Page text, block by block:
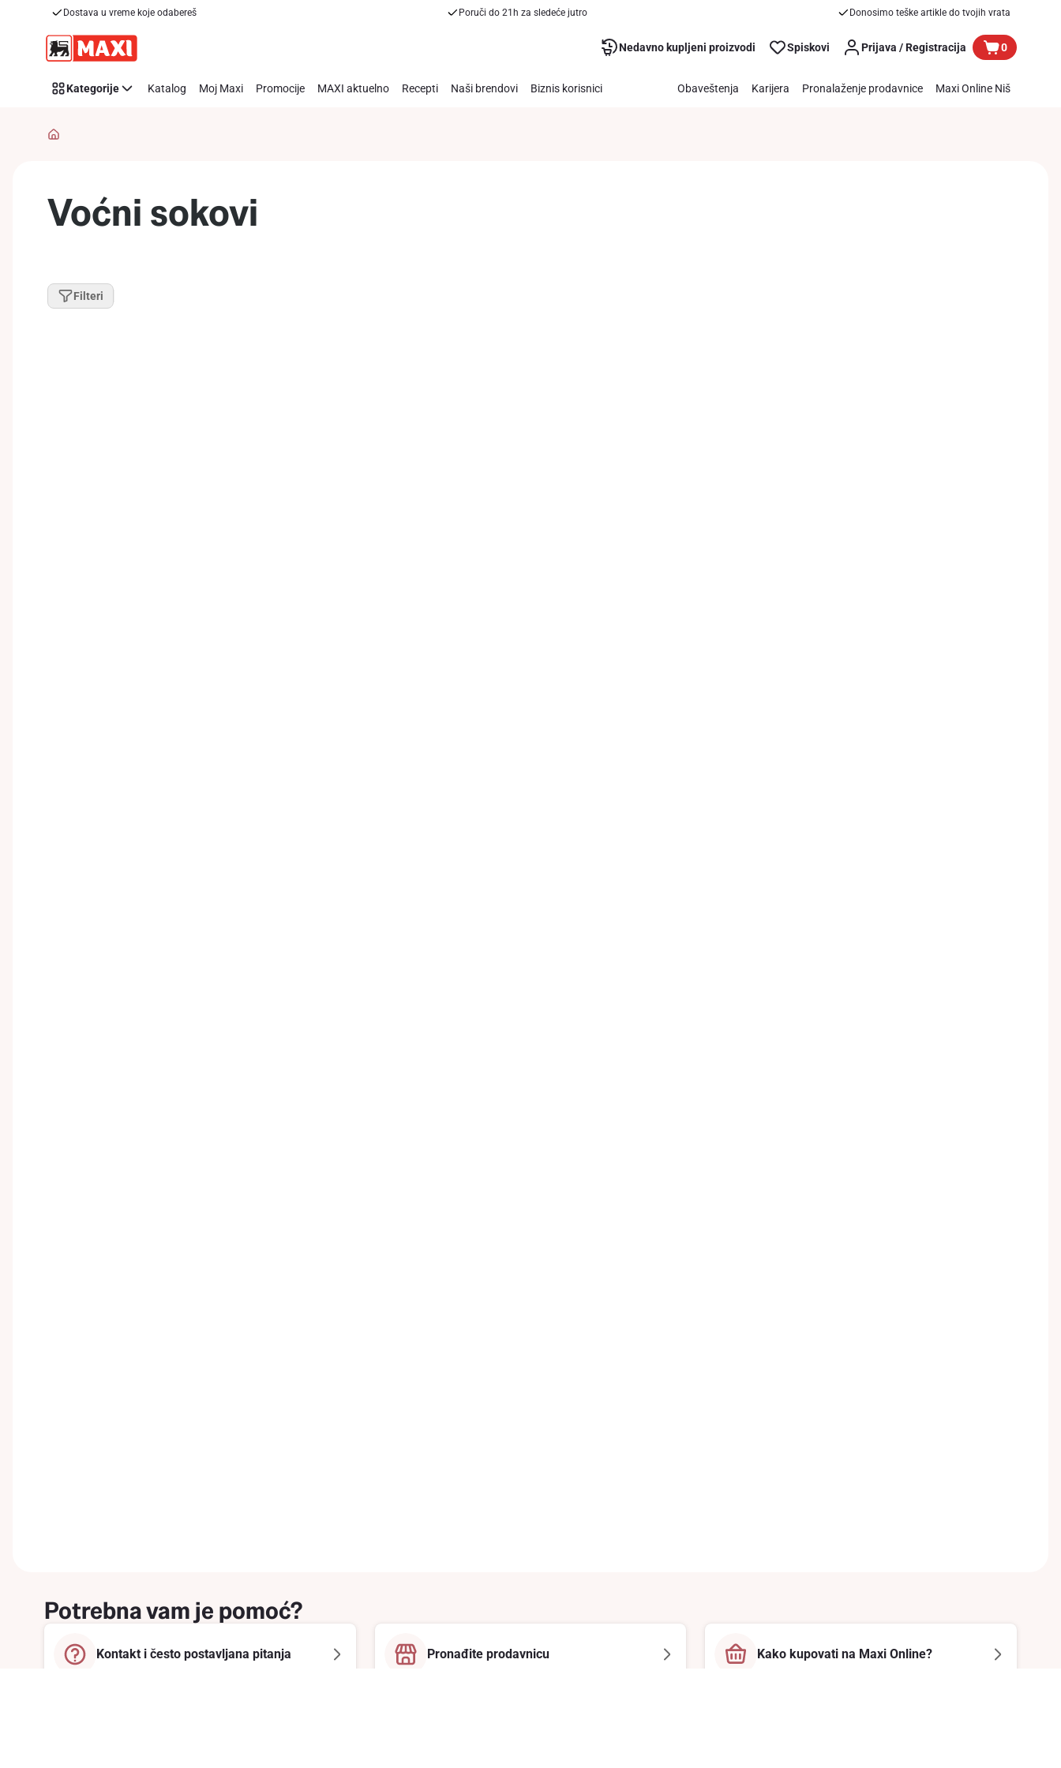
Dostava u vreme koje odabereš Poruči do 21h za sledeće jutro Donosimo teške artikle do tvojih vrata
Nedavno kupljeni proizvodi Spiskovi Prijava / Registracija 0
Kategorije Katalog Moj Maxi Promocije MAXI aktuelno Recepti Naši brendovi Biznis korisnici Obaveštenja Karijera Pronalaženje prodavnice Maxi Online Niš
Voćni sokovi
Filteri
Potrebna vam je pomoć?
Kontakt i često postavljana pitanja Pronađite prodavnicu Kako kupovati na Maxi Online?